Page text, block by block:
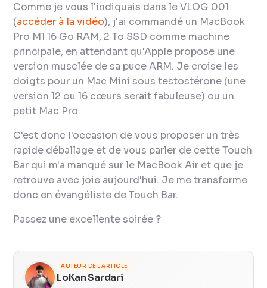
Comme je vous l'indiquais dans le VLOG 001
(accéder à la vidéo), j'ai commandé un MacBook
Pro M1 16 Go RAM, 2 To SSD comme machine
principale, en attendant qu'Apple propose une
version musclée de sa puce ARM. Je croise les
doigts pour un Mac Mini sous testostérone (une
version 12 ou 16 cœurs serait fabuleuse) ou un
petit Mac Pro.
C'est donc l'occasion de vous proposer un très
rapide déballage et de vous parler de cette Touch
Bar qui m'a manqué sur le MacBook Air et que je
retrouve avec joie aujourd'hui. Je me transforme
donc en évangéliste de Touch Bar.
Passez une excellente soirée ?
AUTEUR DE L'ARTICLE
LoKan Sardari